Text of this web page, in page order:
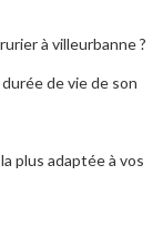
à villeurbanne ?
de vie de son
plus adaptée à vos